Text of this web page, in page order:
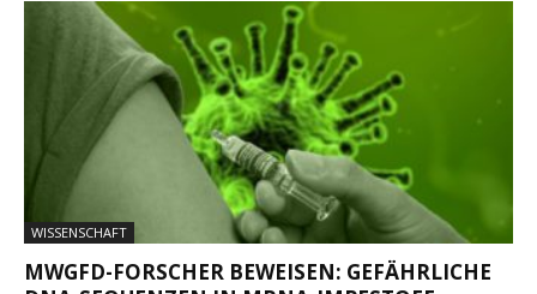
WISSENSCHAFT
MWGFD-FORSCHER BEWEISEN: GEFÄHRLICHE